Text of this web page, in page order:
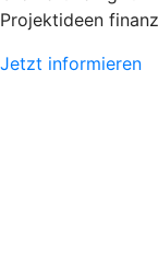
Projektideen
Jetzt informieren